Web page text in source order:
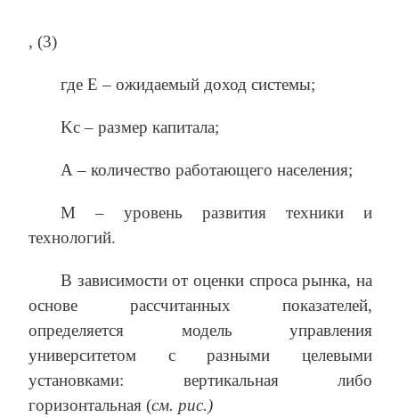
, (3)
где Е – ожидаемый доход системы;
Kс – размер капитала;
А – количество работающего населения;
М – уровень развития техники и
технологий.
В зависимости от оценки спроса рынка, на
основе рассчитанных показателей,
определяется модель управления
университетом с разными целевыми
установками: вертикальная либо
горизонтальная (см. рис.)